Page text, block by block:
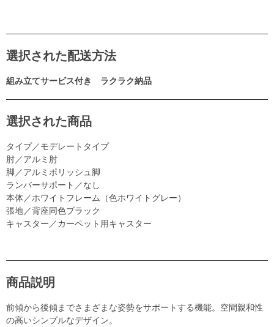
選択された配送方法
組み立てサービス付き ラクラク納品
選択された商品
タイプ／モデレートタイプ
肘／アルミ肘
脚／アルミポリッシュ脚
ランバーサポート／なし
本体／ホワイトフレーム（色ホワイトグレー）
張地／背座同色ブラック
キャスター／カーペット用キャスター
商品説明
前傾から後傾までさまざまな姿勢をサポートする機能。空間親和性
の高いシンプルなデザイン。